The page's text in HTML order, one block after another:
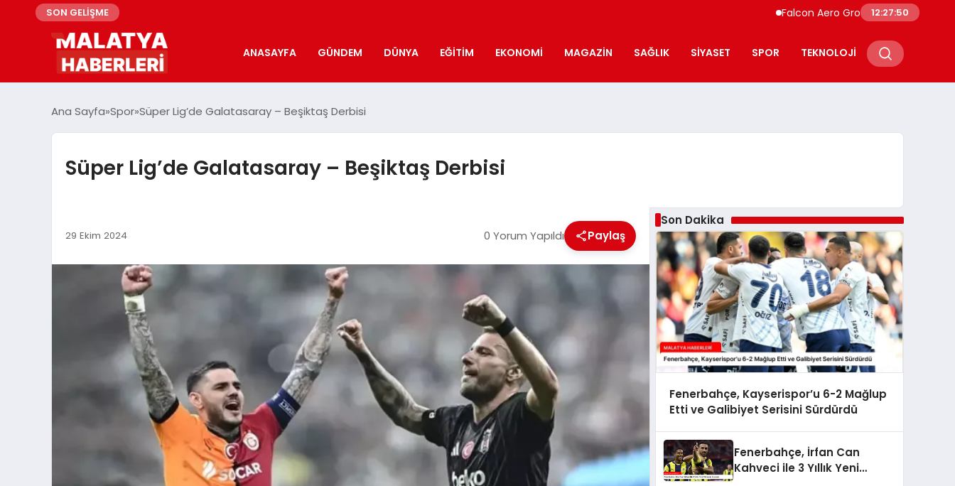
SON GELİŞME Falcon Aero Group, Havacılıkta
12:27:51
ANASAYFA GÜNDEM DÜNYA EĞITIM EKONOMI MAGAZIN SAĞLIK SIYASET SPOR TEKNOLOJI
Ana Sayfa Spor Süper Lig’de Galatasaray – Beşiktaş Derbisi
Süper Lig’de Galatasaray – Beşiktaş Derbisi
29 Ekim 2024 0 Yorum Yapıldı Paylaş
Son Dakika
Fenerbahçe, Kayserispor’u 6-2 Mağlup
Etti ve Galibiyet Serisini Sürdürdü
Fenerbahçe, İrfan Can
Kahveci ile 3 Yıllık Yeni